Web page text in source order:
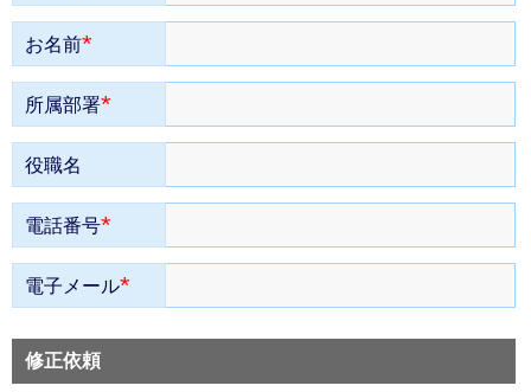
お名前*
所属部署*
役職名
電話番号*
電子メール*
修正依頼